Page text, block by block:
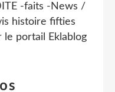
-faits -News /
histoire fifties
le portail Eklablog